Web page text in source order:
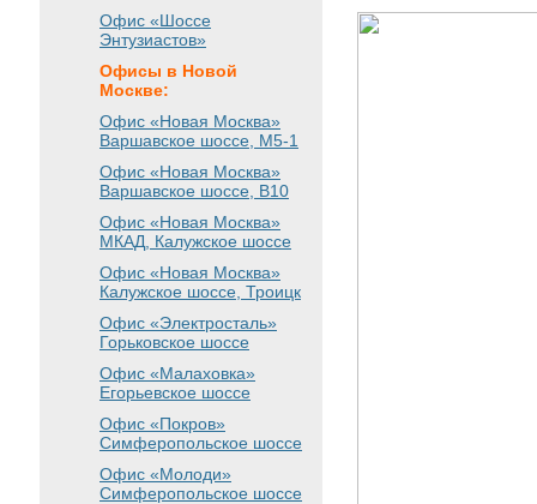
Офис «Шоссе
Энтузиастов»
Офисы в Новой
Москве:
Офис «Новая Москва»
Варшавское шоссе , М5-1
Офис «Новая Москва»
Варшавское шоссе , B10
Офис «Новая Москва»
МКАД, Калужское шоссе
Офис «Новая Москва»
Калужское шоссе, Троицк
Офис «Электросталь»
Горьковское шоссе
Офис «Малаховка»
Егорьевское шоссе
Офис «Покров»
Симферопольское шоссе
Офис «Молоди»
Симферопольское шоссе